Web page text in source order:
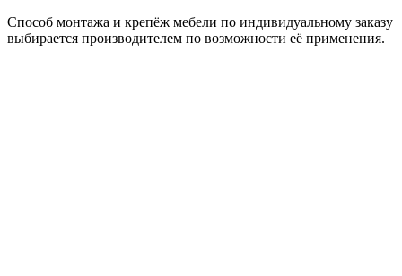
Способ монтажа и крепёж мебели по индивидуальному заказу
выбирается производителем по возможности её применения.